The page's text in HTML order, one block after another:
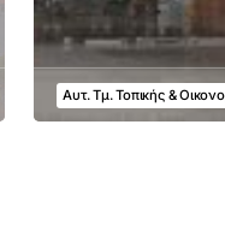
Αυτ. Τμ. Τοπικής &